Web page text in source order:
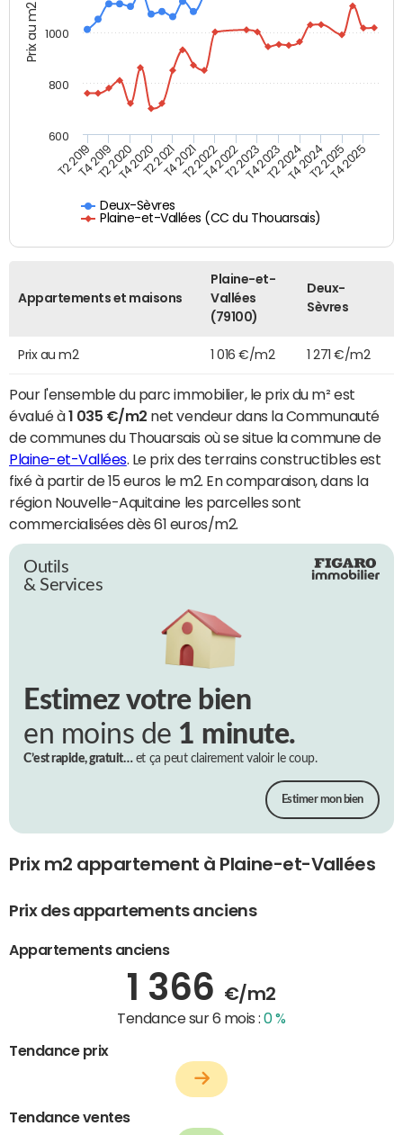
Prix au m2
Deux-Sèvres
Plaine-et-Vallées (CC du Thouarsais)
T2 2019T4 2019T2 2020T4 2020T2 2021T4 2021T2 2022T4 2022T2 2023T4 2023T2 2024T4 2024T2 2025T4 2025
600
800
1000
Appartements et maisons
Plaine-et-
Vallées
(79100)
Deux-
Sèvres
Prix au m2 1 016 €/m2 1 271 €/m2
Pour l'ensemble du parc immobilier, le prix du m² est
évalué à1 035 €/m2 net vendeur dans la Communauté
de communes du Thouarsais où se situe la commune de
Plaine-et-Vallées. Le prix des terrains constructibles est
fixé à partir de 15 euros le m2. En comparaison, dans la
région Nouvelle-Aquitaine les parcelles sont
commercialisées dès 61 euros/m2.
Outils
& Services
Estimez votre bien
en moins de 1 minute.
C’est rapide, gratuit…et ça peut clairement valoir le coup.
Estimer mon bien
Prix m2 appartement à Plaine-et-Vallées
Prix des appartements anciens
Appartements anciens
1 366 €/m2
Tendance sur 6 mois :0 %
Tendance prix
Tendance ventes